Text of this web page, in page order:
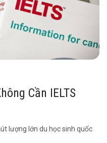
Cần IELTS
lượng lớn du học sinh quốc